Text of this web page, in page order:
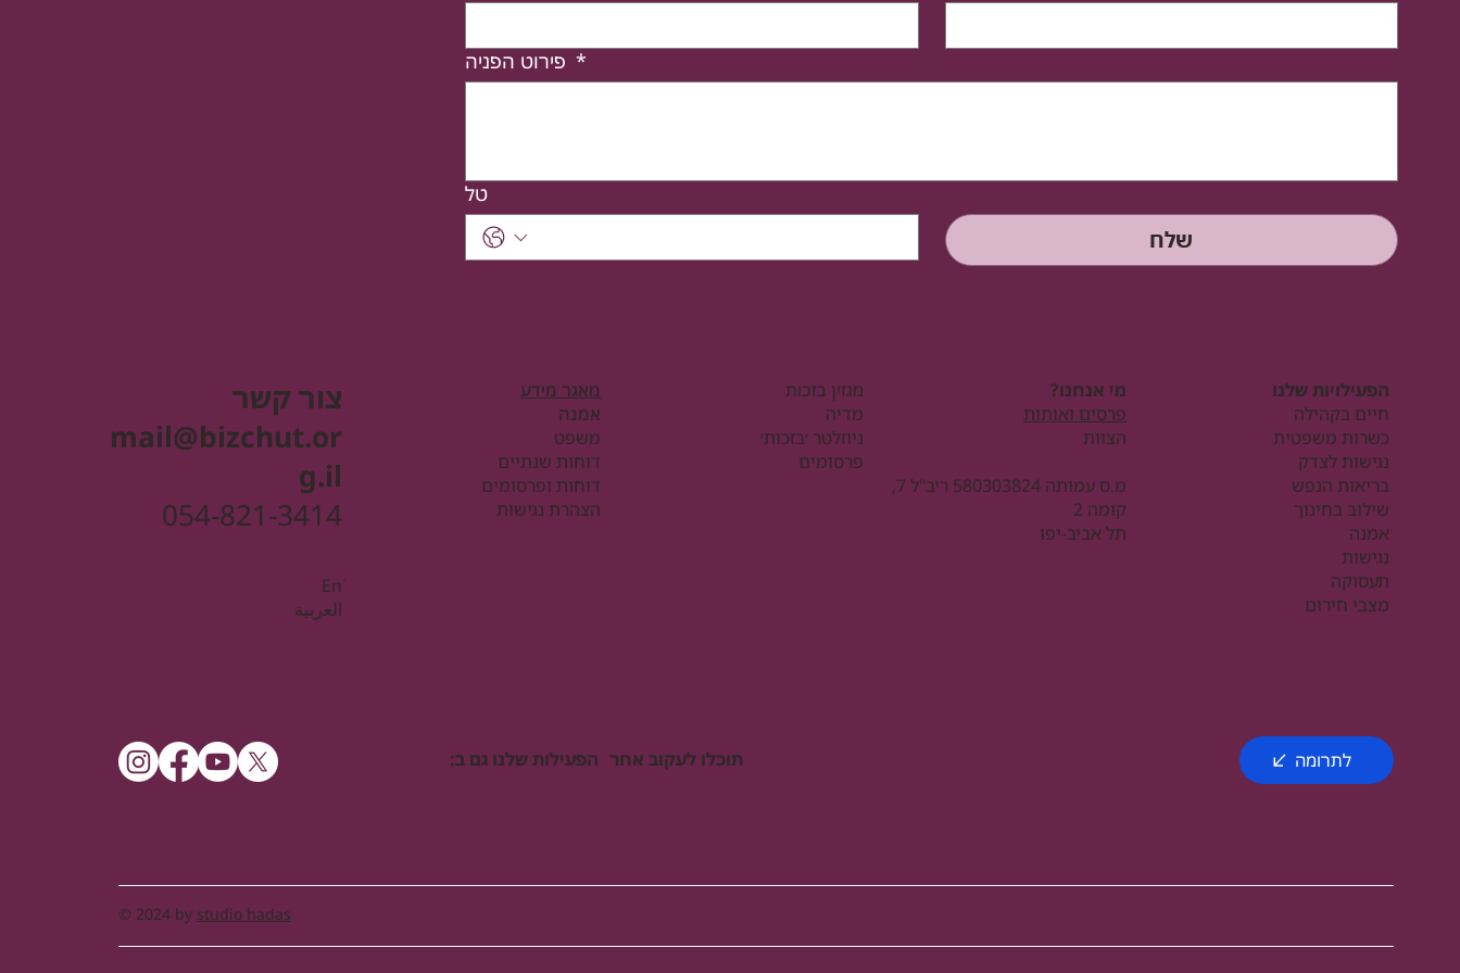
*
טל
שלח
צור קשר
mail@bizchut.or
g.il
054-821-3414
Enֿ
العربية
הפעילויות שלנו
חיים בקהילה
כשרות משפטית
נגישות לצדק
בריאות הנפש
שילוב בחינוך
אמנה
נגישות
תעסוקה
מצבי חירום
מי אנחנו?
פרסים ואותות
הצוות
מ.ס עמותה 580303824 ריב"ל 7,
קומה 2
תל אביב-יפו
מגזין בזכות
מדיה
ניוזלטר ׳בזכות׳
פרסומים
מאגר מידע
אמנה
משפט
דוחות שנתיים
דוחות ופרסומים
הצהרת נגישות
לתרומה תוכלו לעקוב אחר הפעילות שלנו גם ב:
© 2024 by studio hadas